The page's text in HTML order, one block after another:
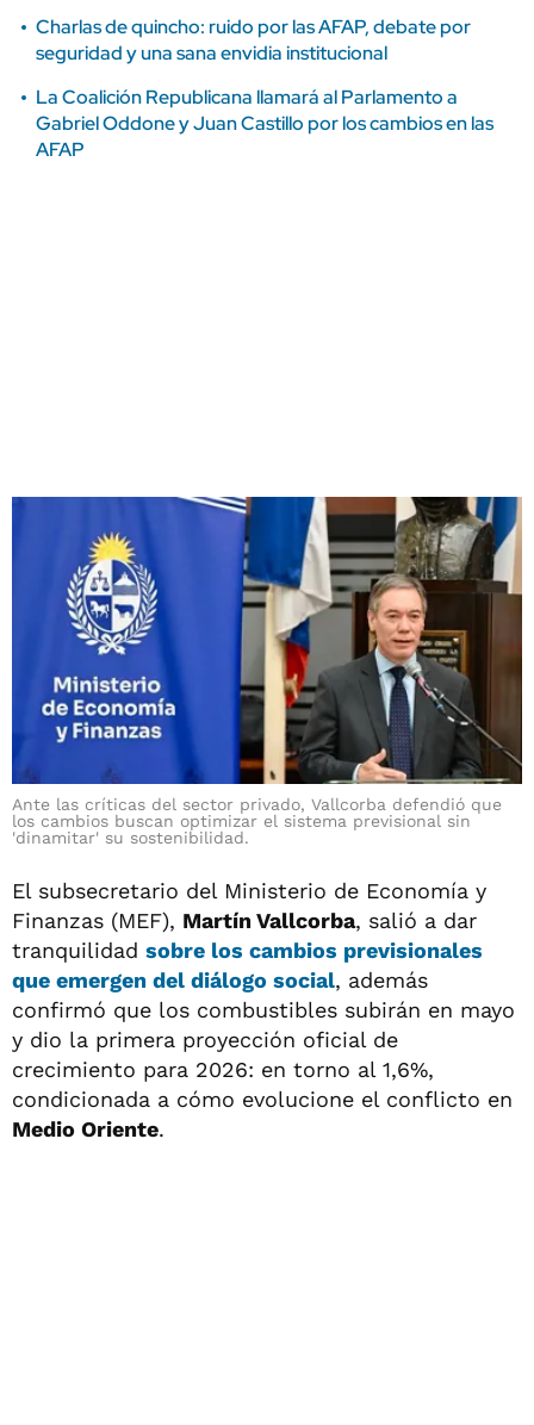
Charlas de quincho: ruido por las AFAP, debate por
seguridad y una sana envidia institucional
La Coalición Republicana llamará al Parlamento a
Gabriel Oddone y Juan Castillo por los cambios en las
AFAP
Ante las críticas del sector privado, Vallcorba defendió que
los cambios buscan optimizar el sistema previsional sin
'dinamitar' su sostenibilidad.
El subsecretario del Ministerio de Economía y
Finanzas (MEF), Martín Vallcorba, salió a dar
tranquilidad sobre los cambios previsionales
que emergen del diálogo social, además
confirmó que los combustibles subirán en mayo
y dio la primera proyección oficial de
crecimiento para 2026: en torno al 1,6%,
condicionada a cómo evolucione el conflicto en
Medio Oriente.